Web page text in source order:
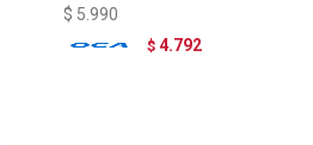
adidas
$ 5.990
$ 4.792